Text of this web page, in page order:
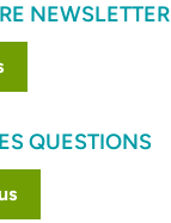
NEWSLETTER
QUESTIONS